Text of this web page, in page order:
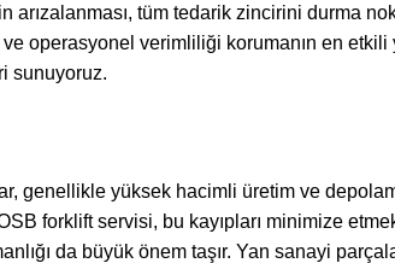
tüm tedarik zincirini durma
operasyonel verimliliği korumanın en etkili
sunuyoruz.
genellikle yüksek hacimli üretim ve
forklift servisi, bu kayıpları minimize
da büyük önem taşır. Yan sanayi